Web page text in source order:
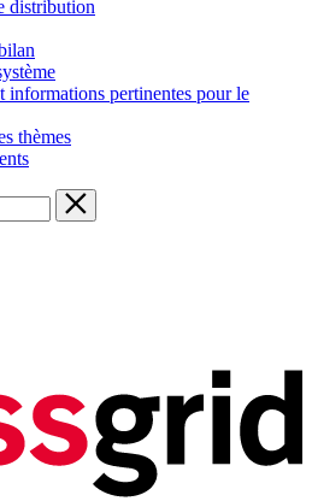
distribution
informations pertinentes pour le
thèmes